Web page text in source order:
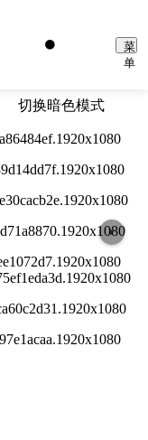
切换暗色模式
菜
单